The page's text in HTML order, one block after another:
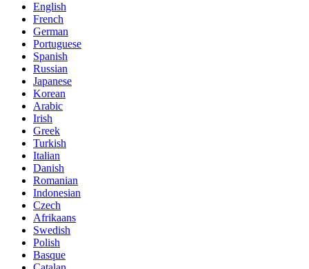
English
French
German
Portuguese
Spanish
Russian
Japanese
Korean
Arabic
Irish
Greek
Turkish
Italian
Danish
Romanian
Indonesian
Czech
Afrikaans
Swedish
Polish
Basque